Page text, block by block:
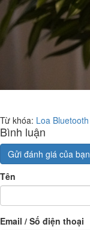
Từ khóa: Loa Bluetooth
Bình luận
Gửi đánh giá của bạn
Tên
Email / Số điện thoại